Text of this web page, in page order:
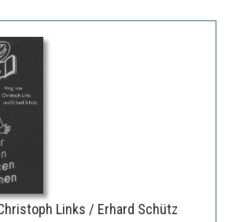
Links / Erhard Schütz